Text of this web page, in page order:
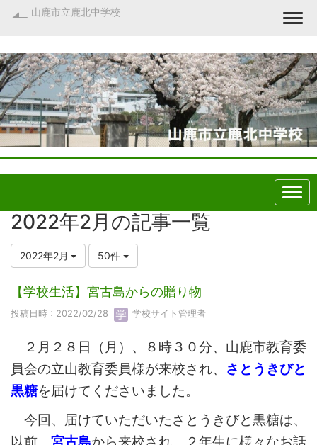
山鹿市立鹿北中学校
2022年2月の記事一覧
2022年2月 50件
【学校生活】宮古島からの贈り物
投稿日時 : 2022/02/28 学校サイト管理者
２月２８日（月）、８時３０分、山鹿市教育委
員会の立山教育委員様が来校され、 さとうきびと
黒糖を届けてくださいました。
今回、届けていただいたさとうきびと黒糖は、
以前、 宮古島から来校され、２年生に様々なお話